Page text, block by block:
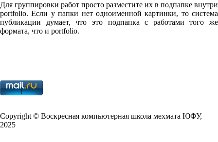
Для группировки работ просто разместите их в подпапке внутри
port­fo­lio. Если у папки нет одноименной картинки, то система
публикации думает, что это подпапка с работами того же
формата, что и port­fo­lio.
Copy­right © Воскресная компьютерная школа мехмата ЮФУ,
2025